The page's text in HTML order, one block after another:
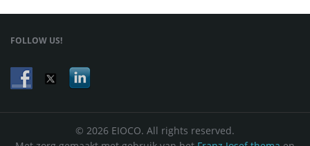
FOLLOW US!
© 2026 EIOCO. All rights reserved.